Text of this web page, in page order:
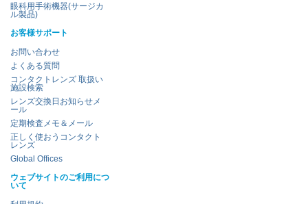
眼科用手術機器(サージカ
ル製品)
お客様サポート
お問い合わせ
よくある質問
コンタクトレンズ 取扱い
施設検索
レンズ交換日お知らせメ
ール
定期検査メモ＆メール
正しく使おうコンタクト
レンズ
Global Offices
ウェブサイトのご利用につ
いて